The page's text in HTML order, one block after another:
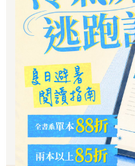
「不會的，老師，我現在才
為目標用功讀書的。」
我想老師應該也是看到我那
勸說。他只是默默點頭，便讓我
最清楚現實有多艱難的人，
點孤注一擲，但我仍抱持挑戰